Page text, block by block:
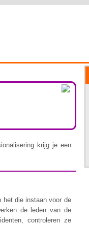
krijg je een
het die instaan voor de
de leden van de
controleren ze